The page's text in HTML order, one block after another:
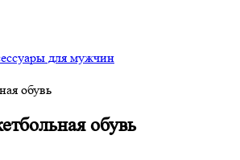
для мужчин
обувь
обувь